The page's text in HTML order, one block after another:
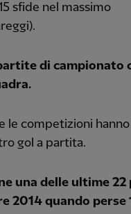
sfide nel massimo
di campionato
le competizioni hanno
gol a partita.
una delle ultime
2014 quando perse